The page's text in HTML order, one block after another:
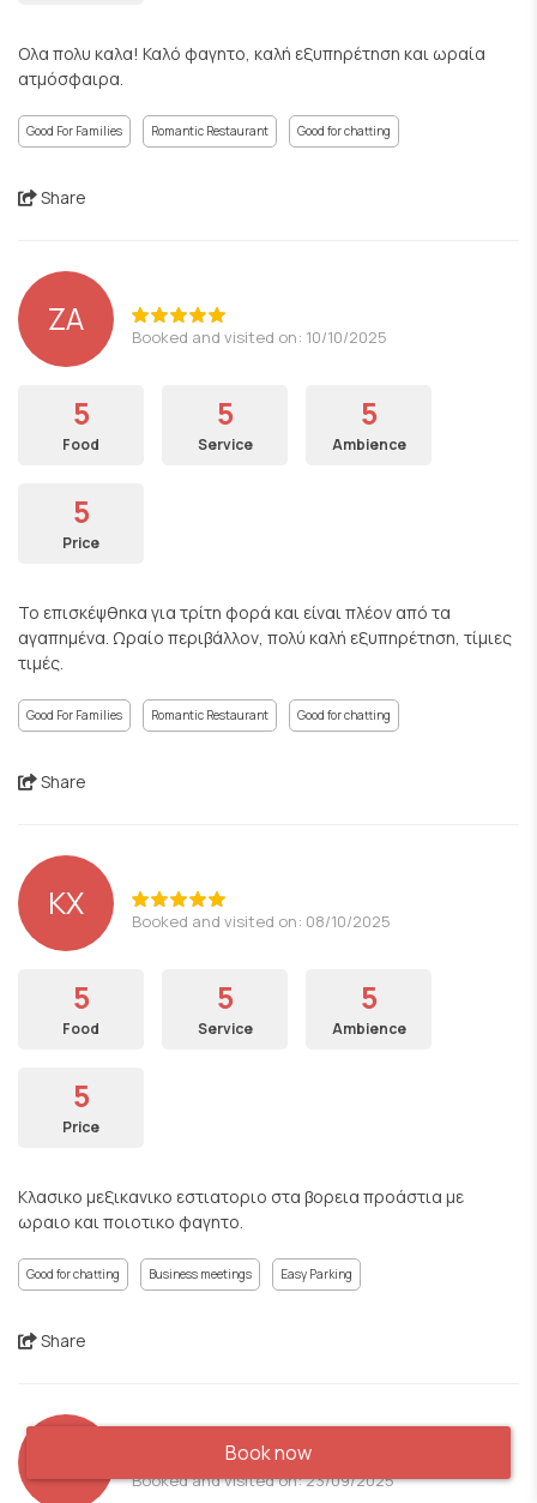
Ολα πολυ καλα! Καλό φαγητο, καλή εξυπηρέτηση και ωραία
ατμόσφαιρα.
Good For Families Romantic Restaurant Good for chatting
Share
ZA Booked and visited on: 10/10/2025
5
Food
5
Service
5
Ambience
5
Price
Το επισκέψθηκα για τρίτη φορά και είναι πλέον από τα
αγαπημένα. Ωραίο περιβάλλον, πολύ καλή εξυπηρέτηση, τίμιες
τιμές.
Good For Families Romantic Restaurant Good for chatting
Share
ΚΧ Booked and visited on: 08/10/2025
5
Food
5
Service
5
Ambience
5
Price
Κλασικο μεξικανικο εστιατοριο στα βορεια προάστια με
ωραιο και ποιοτικο φαγητο.
Good for chatting Business meetings Easy Parking
Share
Booked and visited on: 23/09/2025
Book now